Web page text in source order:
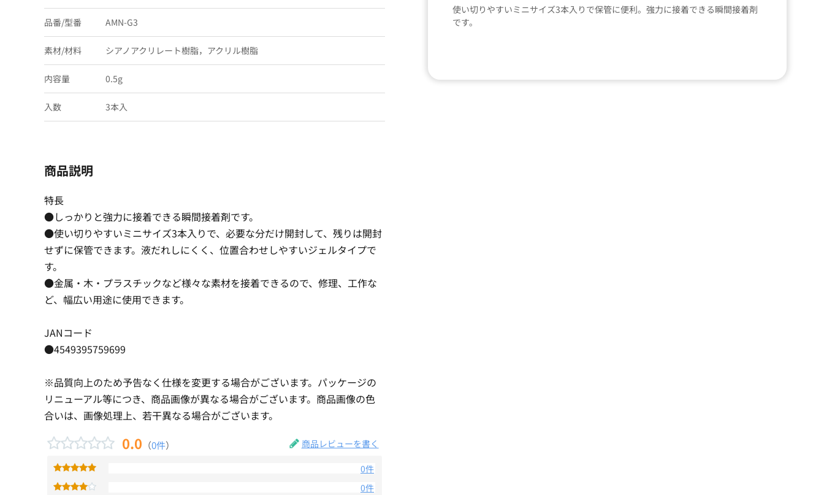
使い切りやすいミニサイズ3本入りで保管に便利。強力に接着できる瞬間接着剤
です。
品番/型番 AMN-G3
素材/材料 シアノアクリレート樹脂，アクリル樹脂
内容量 0.5g
入数 3本入
商品説明
特長
●しっかりと強力に接着できる瞬間接着剤です。
●使い切りやすいミニサイズ3本入りで、必要な分だけ開封して、残りは開封
せずに保管できます。液だれしにくく、位置合わせしやすいジェルタイプで
す。
●金属・木・プラスチックなど様々な素材を接着できるので、修理、工作な
ど、幅広い用途に使用できます。
JANコード
●4549395759699
※品質向上のため予告なく仕様を変更する場合がございます。パッケージの
リニューアル等につき、商品画像が異なる場合がございます。商品画像の色
合いは、画像処理上、若干異なる場合がございます。
0.0 （0件） 商品レビューを書く
0件
0件